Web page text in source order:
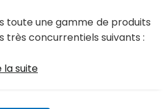
toute une gamme de produits
très concurrentiels suivants :
la suite